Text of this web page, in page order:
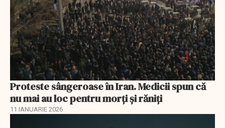
Proteste sângeroase în Iran. Medicii spun că
nu mai au loc pentru morți și răniți
11 IANUARIE 2026